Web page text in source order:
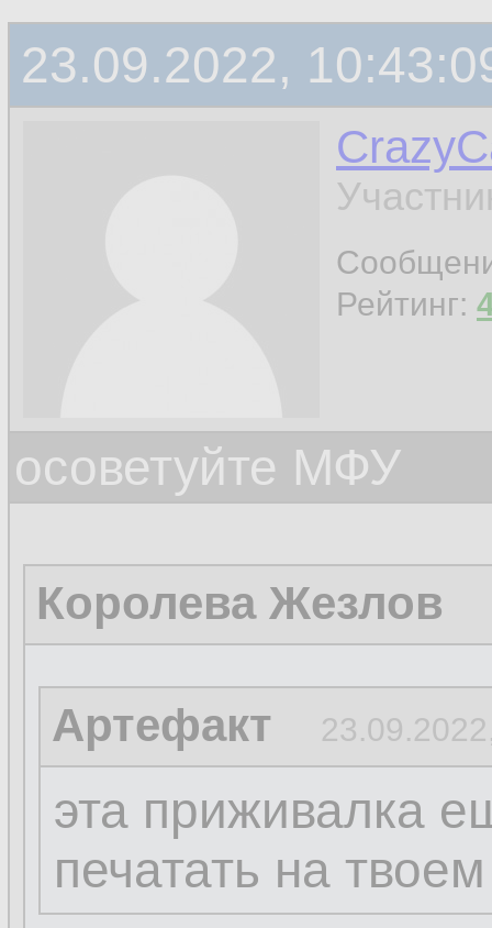
23.09.2022,
Рейтинг:
осоветуйте МФУ
Королева Жезлов
Артефакт
эта приживалка
печатать на